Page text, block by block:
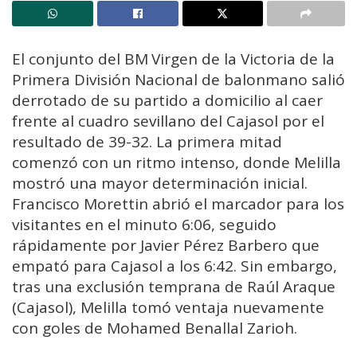
El conjunto del BM Virgen de la Victoria de la
Primera División Nacional de balonmano salió
derrotado de su partido a domicilio al caer
frente al cuadro sevillano del Cajasol por el
resultado de 39-32. La primera mitad
comenzó con un ritmo intenso, donde Melilla
mostró una mayor determinación inicial.
Francisco Morettin abrió el marcador para los
visitantes en el minuto 6:06, seguido
rápidamente por Javier Pérez Barbero que
empató para Cajasol a los 6:42. Sin embargo,
tras una exclusión temprana de Raúl Araque
(Cajasol), Melilla tomó ventaja nuevamente
con goles de Mohamed Benallal Zarioh.